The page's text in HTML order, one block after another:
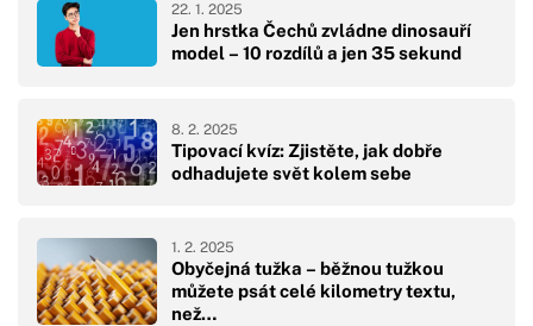
Jen hrstka Čechů zvládne dinosauří
model – 10 rozdílů a jen 35 sekund
22. 1. 2025
Tipovací kvíz: Zjistěte, jak dobře
odhadujete svět kolem sebe
8. 2. 2025
Obyčejná tužka – běžnou tužkou
můžete psát celé kilometry textu,
než…
1. 2. 2025